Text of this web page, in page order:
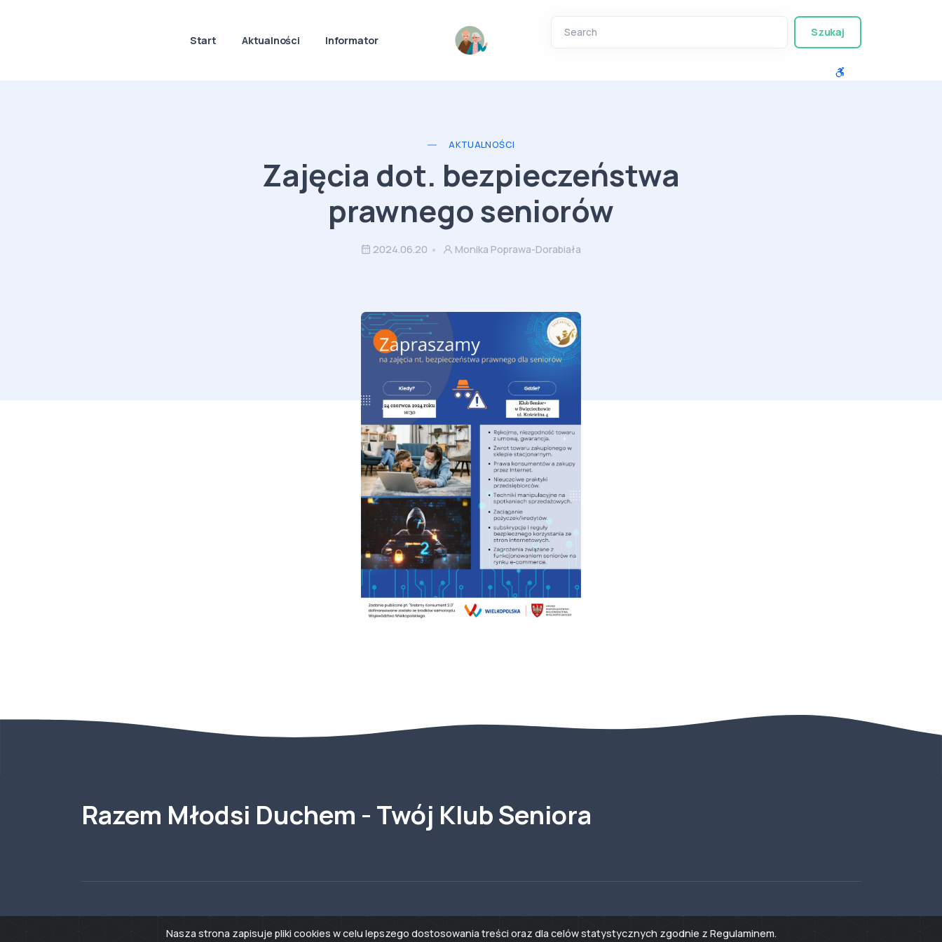
Start Aktualności Informator
Szukaj
AKTUALNOŚCI
Zajęcia dot. bezpieczeństwa
prawnego seniorów
2024.06.20 Monika Poprawa-Dorabiała
Razem Młodsi Duchem - Twój Klub Seniora
Klub Seniora w Święciechowie Email: Kontakt@KlubSeniora.Swieciechowa.pl Godziny urzędowania:
Nasza strona zapisuje pliki cookies w celu lepszego dostosowania treści oraz dla celów statystycznych zgodnie z Regulaminem.